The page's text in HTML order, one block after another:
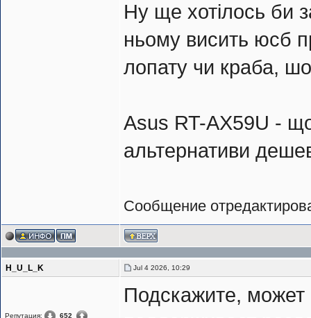
Ну ще хотілось би
ньому висить юсб
лопату чи краба,
Asus RT-AX59U -
альтернативи
Сообщение
H_U_L_K Jul 4 2026, 10:29
Репутация:
652
Подскажите, может